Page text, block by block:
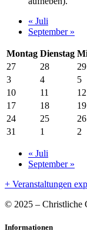
Kalender
Monatsnavigation
« Juli
September »
Montag Dienstag
27
28 29
3
4 5
10
11 12
17
18 19
24
25 26
31
1 2
Kalender
Monatsnavigation
« Juli
September »
+ Veranstaltungen
© 2025 – Christliche
Informationen